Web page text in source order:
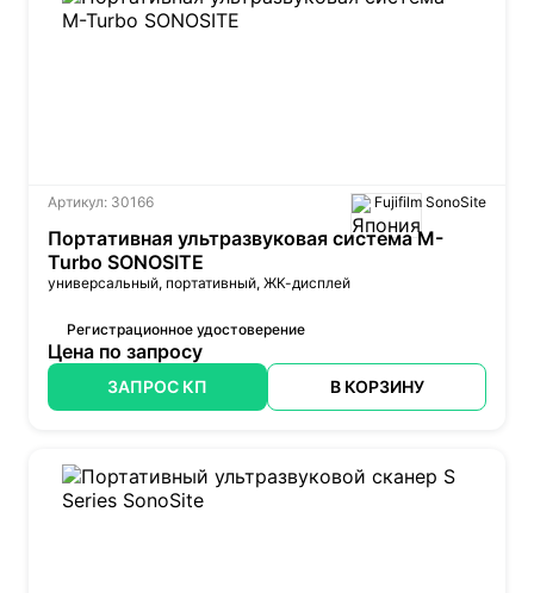
Артикул: 30166 Fujifilm SonoSite
Портативная ультразвуковая система M-
Turbo SONOSITE
универсальный, портативный, ЖК-дисплей
Регистрационное удостоверение
Цена по запросу
ЗАПРОС КП В КОРЗИНУ